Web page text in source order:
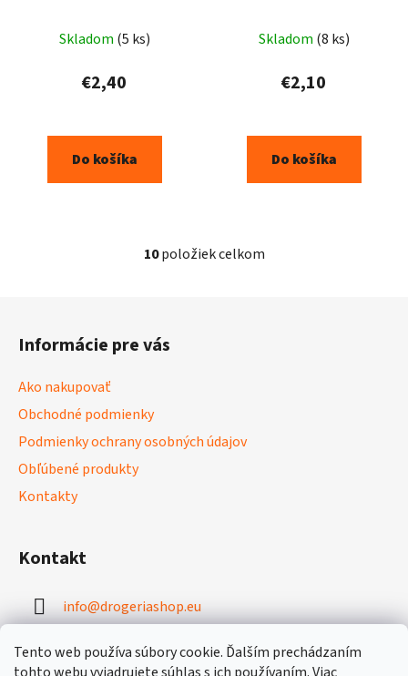
Tento web používa súbory cookie. Ďalším prechádzaním
Skladom (5 ks)
€2,40
Do košíka
Skladom (8 ks)
€2,10
Do košíka
O
p
s
u
10položiek celkom
Informácie pre vás
Ako nakupovať
Obchodné podmienky
Podmienky ochrany osobných údajov
Obľúbené produkty
Kontakty
Kontakt
info@drogeriashop.eu
+421 949 331 131